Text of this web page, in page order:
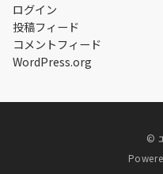
ログイン
投稿フィード
コメントフィード
WordPress.org
©